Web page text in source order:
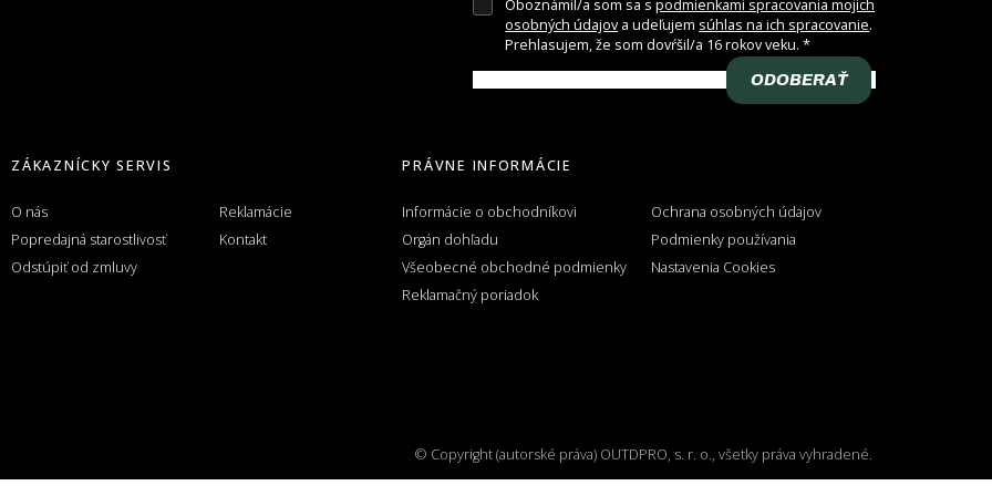
Oboznámil/a som sa spodmienkami spracovania mojich
osobných údajova udeľujem súhlas na ich spracovanie.
Prehlasujem, že som dovŕšil/a 16 rokov veku.
ODOBERAŤ
ZÁKAZNÍCKY SERVIS
O nás
Popredajná starostlivosť
Odstúpiť od zmluvy
Reklamácie
Kontakt
PRÁVNE INFORMÁCIE
Informácie o obchodníkovi
Orgán dohľadu
Všeobecné obchodné podmienky
Reklamačný poriadok
Ochrana osobných údajov
Podmienky používania
Nastavenia Cookies
© Copyright (autorské práva) OUTDPRO, s. r. o., všetky práva vyhradené.